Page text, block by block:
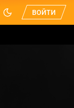
ВОЙТИ